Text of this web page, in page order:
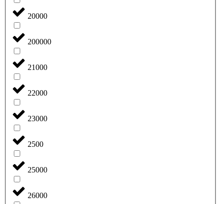
20000
200000
21000
22000
23000
2500
25000
26000